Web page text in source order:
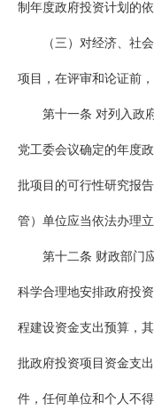
制年度政府投资计划的依
（三）对经济、社
项目，在评审和论证前
第十一条 对列入政
党工委会议确定的年度
批项目的可行性研究报
管）单位应当依法办理
第十二条 财政部门
科学合理地安排政府投
程建设资金支出预算，
批政府投资项目资金支
件，任何单位和个人不得